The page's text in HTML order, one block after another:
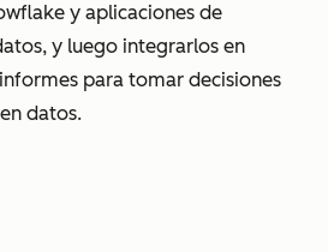
y aplicaciones de
y luego integrarlos en
para tomar decisiones
datos.